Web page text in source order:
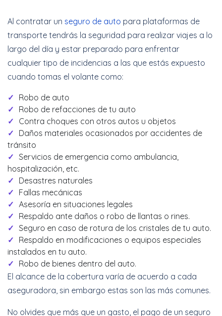
Al contratar un seguro de auto para plataformas de
transporte tendrás la seguridad para realizar viajes a lo
largo del día y estar preparado para enfrentar
cualquier tipo de incidencias a las que estás expuesto
cuando tomas el volante como:
Robo de auto
Robo de refacciones de tu auto
Contra choques con otros autos u objetos
Daños materiales ocasionados por accidentes de
tránsito
Servicios de emergencia como ambulancia,
hospitalización, etc.
Desastres naturales
Fallas mecánicas
Asesoría en situaciones legales
Respaldo ante daños o robo de llantas o rines.
Seguro en caso de rotura de los cristales de tu auto.
Respaldo en modificaciones o equipos especiales
instalados en tu auto.
Robo de bienes dentro del auto.
El alcance de la cobertura varía de acuerdo a cada
aseguradora, sin embargo estas son las más comunes.
No olvides que más que un gasto, el pago de un seguro